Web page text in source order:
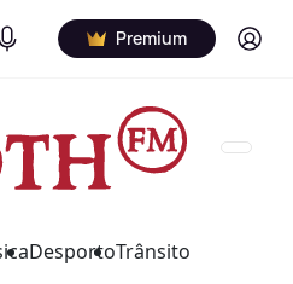
Podcasts Premium Log in
DesportoTrânsito